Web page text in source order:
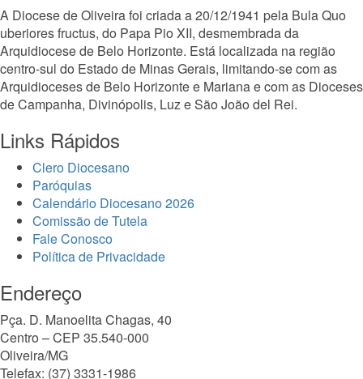
A Diocese de Oliveira foi criada a 20/12/1941 pela Bula Quo
uberiores fructus, do Papa Pio XII, desmembrada da
Arquidiocese de Belo Horizonte. Está localizada na região
centro-sul do Estado de Minas Gerais, limitando-se com as
Arquidioceses de Belo Horizonte e Mariana e com as Dioceses
de Campanha, Divinópolis, Luz e São João del Rei.
Links Rápidos
Clero Diocesano
Paróquias
Calendário Diocesano 2026
Comissão de Tutela
Fale Conosco
Política de Privacidade
Endereço
Pça. D. Manoelita Chagas, 40
Centro – CEP 35.540-000
Oliveira/MG
Telefax: (37) 3331-1986